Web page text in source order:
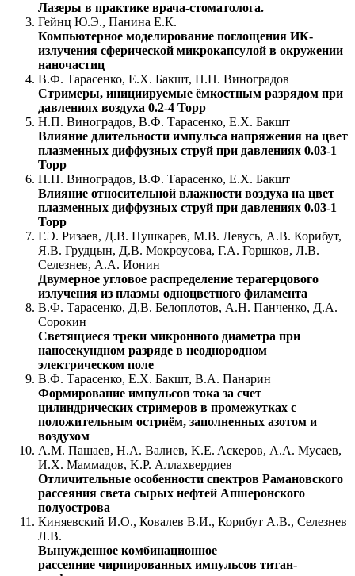
Лазеры в практике врача-стоматолога.
Гейнц Ю.Э., Панина Е.К.
Компьютерное моделирование поглощения ИК-
излучения сферической микрокапсулой в окружении
наночастиц
В.Ф. Тарасенко, Е.Х. Бакшт, Н.П. Виноградов
Стримеры, инициируемые ёмкостным разрядом при
давлениях воздуха 0.2-4 Торр
Н.П. Виноградов, В.Ф. Тарасенко, Е.Х. Бакшт
Влияние длительности импульса напряжения на цвет
плазменных диффузных струй при давлениях 0.03-1
Торр
Н.П. Виноградов, В.Ф. Тарасенко, Е.Х. Бакшт
Влияние относительной влажности воздуха на цвет
плазменных диффузных струй при давлениях 0.03-1
Торр
Г.Э. Ризаев, Д.В. Пушкарев, М.В. Левусь, А.В. Корибут,
Я.В. Грудцын, Д.В. Мокроусова, Г.А. Горшков, Л.В.
Селезнев, А.А. Ионин
Двумерное угловое распределение терагерцового
излучения из плазмы одноцветного филамента
В.Ф. Тарасенко, Д.В. Белоплотов, А.Н. Панченко, Д.А.
Сорокин
Светящиеся треки микронного диаметра при
наносекундном разряде в неоднородном
электрическом поле
В.Ф. Тарасенко, Е.Х. Бакшт, В.А. Панарин
Формирование импульсов тока за счет
цилиндрических стримеров в промежутках с
положительным остриём, заполненных азотом и
воздухом
A.M. Пашаев, Н.A. Валиев, K.E. Aскеров, А.А. Мусаев,
И.Х. Маммадов, K.Р. Aллахвердиев
Oтличительные особенности спектров Рамановского
рассеяния света сырых нефтей Апшеронского
полуострова
Киняевский И.О., Ковалев В.И., Корибут А.В., Селезнев
Л.В.
Вынужденное комбинационное
рассеяние чирпированных импульсов титан-